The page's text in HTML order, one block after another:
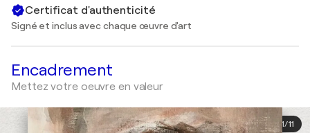
Certificat d'authenticité
Signé et inclus avec chaque œuvre d'art
Encadrement
Mettez votre oeuvre en valeur
1/11